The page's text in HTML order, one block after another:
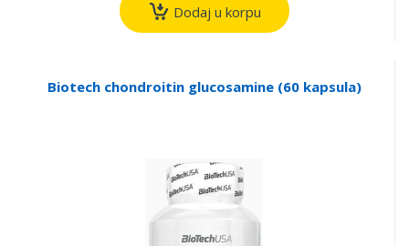
Dodaj u korpu
Biotech chondroitin glucosamine (60 kapsula)